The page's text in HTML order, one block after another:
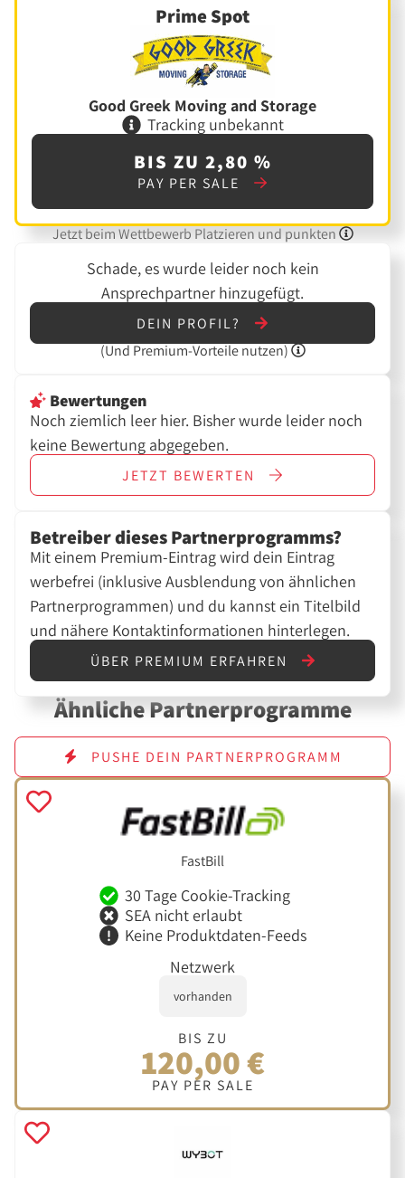
Prime Spot
Good Greek Moving and Storage
Tracking unbekannt
BIS ZU 2,80 %
PAY PER SALE
Jetzt beim Wettbewerb Platzieren und punkten
Schade, es wurde leider noch kein
Ansprechpartner hinzugefügt.
DEIN PROFIL?
(Und Premium-Vorteile nutzen)
Bewertungen
Noch ziemlich leer hier. Bisher wurde leider noch
keine Bewertung abgegeben.
JETZT BEWERTEN
Betreiber dieses Partnerprogramms?
Mit einem Premium-Eintrag wird dein Eintrag
werbefrei (inklusive Ausblendung von ähnlichen
Partnerprogrammen) und du kannst ein Titelbild
und nähere Kontaktinformationen hinterlegen.
ÜBER PREMIUM ERFAHREN
Ähnliche Partnerprogramme
PUSHE DEIN PARTNERPROGRAMM
FastBill
30 Tage Cookie-Tracking
SEA nicht erlaubt
Keine Produktdaten-Feeds
Netzwerk
vorhanden
BIS ZU
120,00 €
PAY PER SALE